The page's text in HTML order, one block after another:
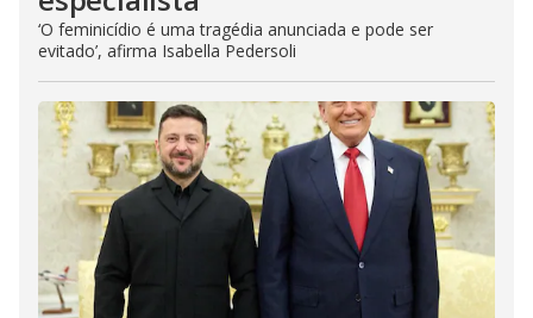
‘O feminicídio é uma tragédia anunciada e pode ser
evitado’, afirma Isabella Pedersoli